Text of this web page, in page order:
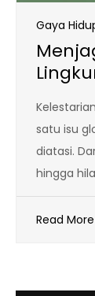
Gaya
satu isu
diatasi.
hingga
Read More